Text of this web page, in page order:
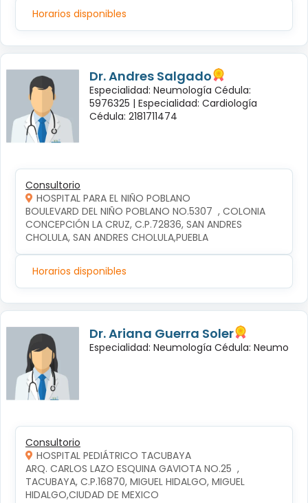
Horarios disponibles
Dr. Andres Salgado
Especialidad: Neumología Cédula:
5976325 | Especialidad: Cardiología
Cédula: 2181711474
Consultorio
HOSPITAL PARA EL NIÑO POBLANO
BOULEVARD DEL NIÑO POBLANO NO.5307  , COLONIA
CONCEPCIÓN LA CRUZ, C.P.72836, SAN ANDRES
CHOLULA, SAN ANDRES CHOLULA,PUEBLA
Horarios disponibles
Dr. Ariana Guerra Soler
Especialidad: Neumología Cédula: Neumo
Consultorio
HOSPITAL PEDIÁTRICO TACUBAYA
ARQ. CARLOS LAZO ESQUINA GAVIOTA NO.25  ,
TACUBAYA, C.P.16870, MIGUEL HIDALGO, MIGUEL
HIDALGO,CIUDAD DE MEXICO